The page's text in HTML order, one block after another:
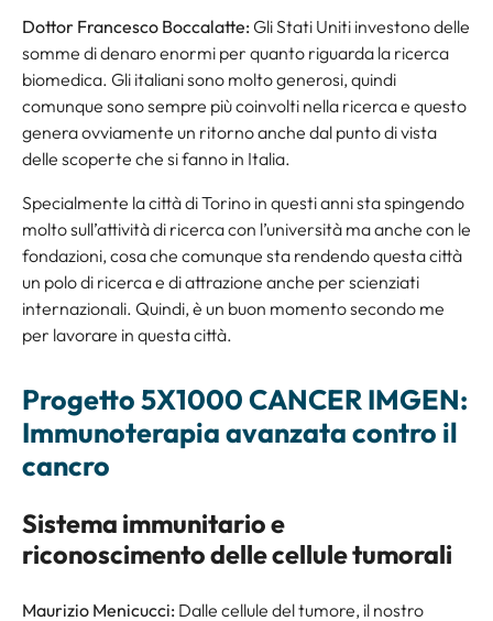
Dottor Francesco Boccalatte: Gli Stati Uniti investono delle
somme di denaro enormi per quanto riguarda la ricerca
biomedica. Gli italiani sono molto generosi, quindi
comunque sono sempre più coinvolti nella ricerca e questo
genera ovviamente un ritorno anche dal punto di vista
delle scoperte che si fanno in Italia.
Specialmente la città di Torino in questi anni sta spingendo
molto sull’attività di ricerca con l’università ma anche con le
fondazioni, cosa che comunque sta rendendo questa città
un polo di ricerca e di attrazione anche per scienziati
internazionali. Quindi, è un buon momento secondo me
per lavorare in questa città.
Progetto 5X1000 CANCER IMGEN:
Immunoterapia avanzata contro il
cancro
Sistema immunitario e
riconoscimento delle cellule tumorali
Maurizio Menicucci: Dalle cellule del tumore, il nostro